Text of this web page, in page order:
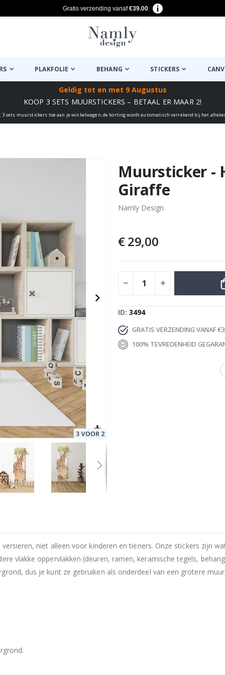
Gratis verzending vanaf€39.00.
PLAKFOLIE BEHANG STICKERS
Geldig tot en met 9 Augustus
KOOP 3 SETS MUURSTICKERS – BETAAL ER MAAR 2!
3 sets muurstickers toe aan je winkelwagen, de korting wordt automatisch verrekend bij het
✔
Muursticker -
Giraffe
Namly Design
€ 29,00
ID 3494
GRATIS VERZENDING VANAF
100% TEVREDENHEID
niet alleen voor kinderen en tieners. Onze stickers zijn
vlakke oppervlakken (deuren, ramen, keramische tegels,
dus je kunt ze gebruiken als onderdeel van een grotere